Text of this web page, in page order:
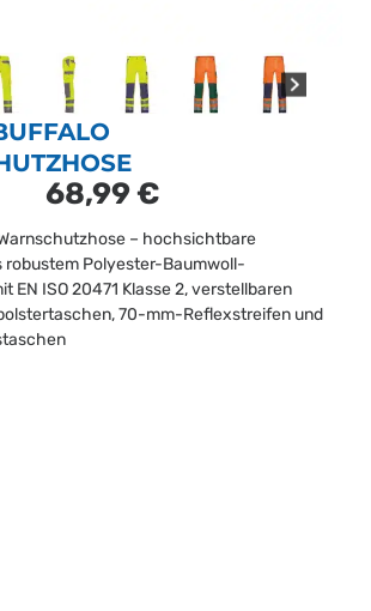
68,99€
– hochsichtbare
robustem Polyester-Baumwoll-
EN ISO 20471 Klasse 2, verstellbaren
70-mm-Reflexstreifen und